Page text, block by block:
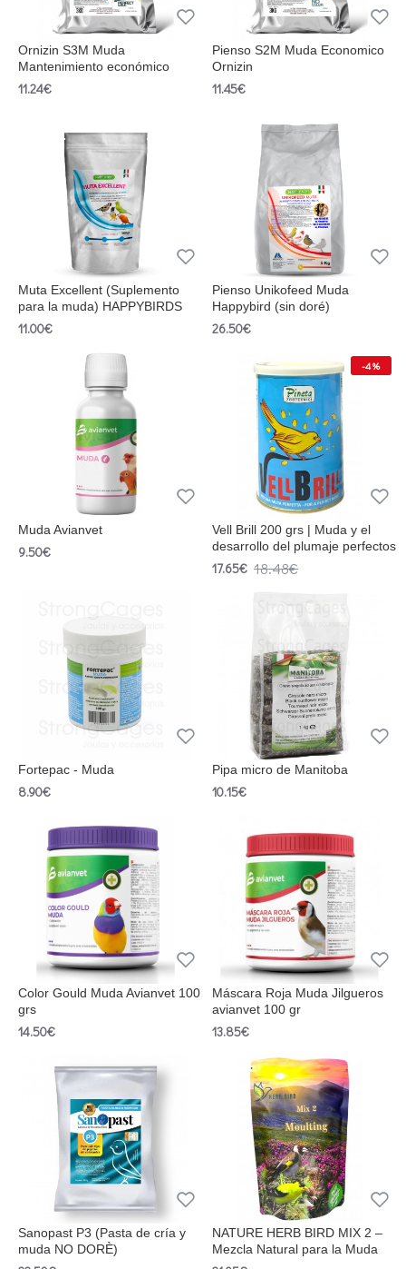
Ornizin S3M Muda
Mantenimiento económico
11.24€
Pienso S2M Muda Economico
Ornizin
11.45€
Muta Excellent (Suplemento
para la muda) HAPPYBIRDS
11.00€
Pienso Unikofeed Muda
Happybird (sin doré)
26.50€
Muda Avianvet
9.50€
-4 %
Vell Brill 200 grs | Muda y el
desarrollo del plumaje perfectos
17.65€ 18.48€
Fortepac - Muda
8.90€
Pipa micro de Manitoba
10.15€
Color Gould Muda Avianvet 100
grs
14.50€
Máscara Roja Muda Jilgueros
avianvet 100 gr
13.85€
Sanopast P3 (Pasta de cría y
muda NO DORÈ)
NATURE HERB BIRD MIX 2 –
Mezcla Natural para la Muda